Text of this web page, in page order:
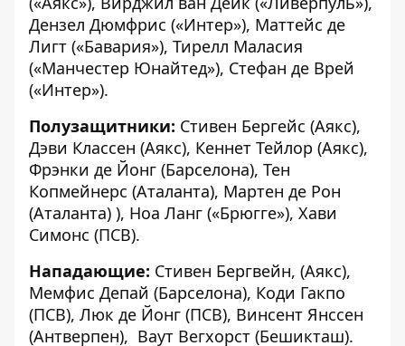
Дензел Дюмфрис («Интер»), Маттейс де
Лигт («Бавария»), Тирелл Маласия
(«Манчестер Юнайтед»), Стефан де Врей
(«Интер»).
Полузащитники: Стивен Бергейс (Аякс),
Дэви Классен (Аякс), Кеннет Тейлор (Аякс),
Фрэнки де Йонг (Барселона), Тен
Копмейнерс (Аталанта), Мартен де Рон
(Аталанта) ), Ноа Ланг («Брюгге»), Хави
Симонс (ПСВ).
Нападающие: Стивен Бергвейн, (Аякс),
Мемфис Депай (Барселона), Коди Гакпо
(ПСВ), Люк де Йонг (ПСВ), Винсент Янссен
(Антверпен), Ваут Вегхорст (Бешикташ).